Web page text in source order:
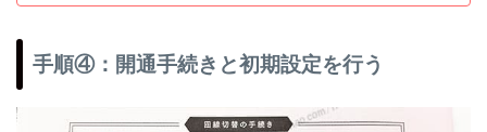
手順④：開通手続きと初期設定を行う